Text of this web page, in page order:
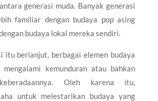
generasi muda. Banyak generasi
familiar dengan budaya pop asing
budaya lokal mereka sendiri.
itu berlanjut, berbagai elemen budaya
kemunduran atau bahkan
Oleh karena itu,
untuk melestarikan budaya yang